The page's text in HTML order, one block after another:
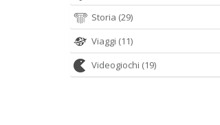
Storia (29)
Viaggi (11)
Videogiochi (19)